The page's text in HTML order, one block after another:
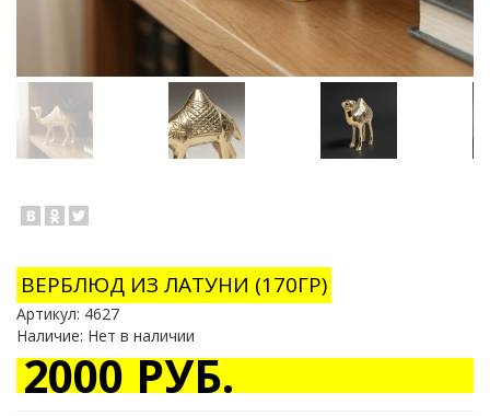
ВЕРБЛЮД ИЗ ЛАТУНИ (170ГР)
Артикул: 4627
Наличие: Нет в наличии
2000 РУБ.